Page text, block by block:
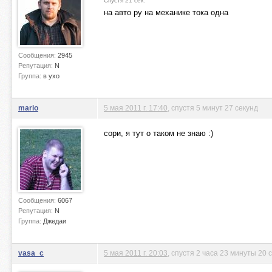
Сообщения: 2945
Репутация: N
Группа: в ухо
на авто ру на механике тока одна
mario
Сообщения: 6067
Репутация: N
Группа: Джедаи
5 мая 2011 г. 17:40 , спустя 5 минут 27 секунд
сори, я тут о таком не знаю :)
vasa_c 5 мая 2011 г. 20:03 , спустя 2 часа 23 минуты 20